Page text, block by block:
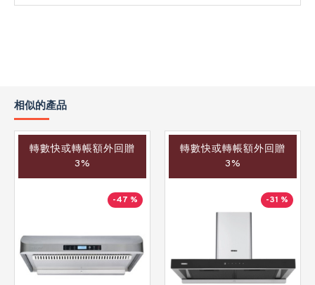
相似的產品
轉數快或轉帳額外回贈
3%
-47 %
轉數快或轉帳額外回贈
3%
-31 %